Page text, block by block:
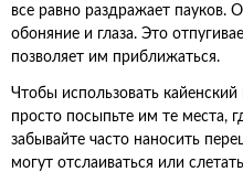
все равно раздражает пауков.
обоняние и глаза. Это
позволяет им приближаться.
Чтобы использовать
просто посыпьте им те места,
забывайте часто наносить
могут отслаиваться или